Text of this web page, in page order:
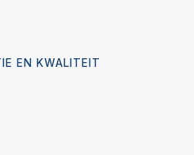
EN KWALITEIT